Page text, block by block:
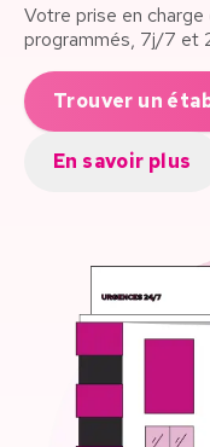
Votre prise en
programmés, 7j/7 et
Trouver un
En savoir plus